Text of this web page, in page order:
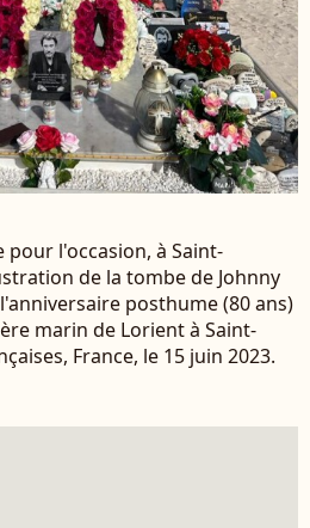
l'occasion, à Saint-
de la tombe de Johnny
posthume (80 ans)
marin de Lorient à Saint-
France, le 15 juin 2023.